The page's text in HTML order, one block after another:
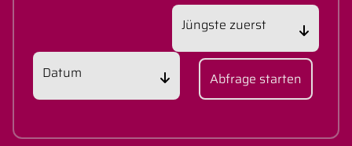
Abfrage starten